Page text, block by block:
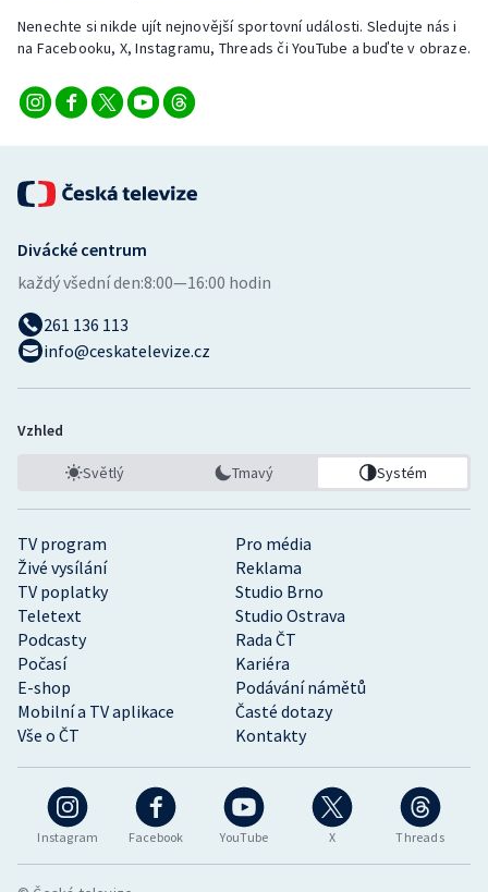
Veslování
Vodní slalom
Volejbal
Ostatní
Nenechte si nikde ujít nejnovější sportovní události. Sledujte nás i
na Facebooku, X, Instagramu, Threads či YouTube a buďte v obraze.
Instagram Facebook YouTube X Threads
TV program
Pro média
Živé vysílání
Reklama
TV poplatky
Studio Brno
Teletext
Studio Ostrava
Podcasty
Rada ČT
Počasí
Kariéra
E-shop
Podávání námětů
Mobilní a TV aplikace
Časté dotazy
Vše o ČT
Kontakty
Divácké centrum
každý všední den:8:00—16:00 hodin
261 136 113
info@ceskatelevize.cz
Vzhled
Světlý Tmavý Systém